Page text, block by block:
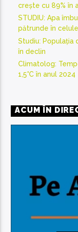
crește cu 89% în
STUDIU: Apa
pătrunde în
Studiu: Populația
în declin
Climatolog:
1,5°C în anul 2024
ACUM ÎN